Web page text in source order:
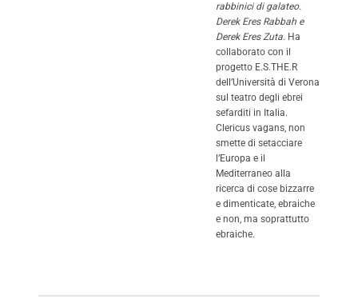
rabbinici di galateo.
Derek Eres Rabbah e
Derek Eres Zuta. Ha
collaborato con il
progetto E.S.THE.R
dell’Università di Verona
sul teatro degli ebrei
sefarditi in Italia.
Clericus vagans, non
smette di setacciare
l’Europa e il
Mediterraneo alla
ricerca di cose bizzarre
e dimenticate, ebraiche
e non, ma soprattutto
ebraiche.